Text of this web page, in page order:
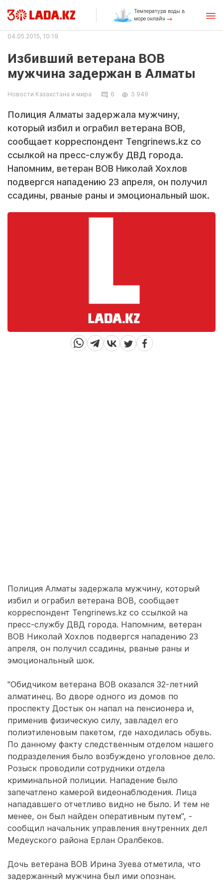
Температура воды в
море онлайн
04.05.2015, 10:19
Избивший ветерана ВОВ
мужчина задержан в Алматы
Новости Казахстана и мира 6 3 949
Полиция Алматы задержала мужчину,
который избил и ограбил ветерана ВОВ,
сообщает корреспондент Tengrinews.kz со
ссылкой на пресс-службу ДВД города.
Напомним, ветеран ВОВ Николай Хохлов
подвергся нападению 23 апреля, он получил
ссадины, рваные раны и эмоциональный шок.
Полиция Алматы задержала мужчину, который
избил и ограбил ветерана ВОВ, сообщает
корреспондент Tengrinews.kz со ссылкой на
пресс-службу ДВД города. Напомним, ветеран
ВОВ Николай Хохлов подвергся нападению 23
апреля, он получил ссадины, рваные раны и
эмоциональный шок.
"Обидчиком ветерана ВОВ оказался 32-летний
алматинец. Во дворе одного из домов по
проспекту Достык он напал на пенсионера и,
применив физическую силу, завладел его
полиэтиленовым пакетом, где находилась обувь.
По данному факту следственным отделом нашего
подразделения было возбуждено уголовное дело.
Розыск проводили сотрудники отдела
криминальной полиции. Нападение было
запечатлено камерой видеонаблюдения. Лица
нападавшего отчетливо видно не было. И тем не
менее, он был найден оперативным путем", -
сообщил начальник управления внутренних дел
Медеуского района Ерлан Оралбеков.
Дочь ветерана ВОВ Ирина Зуева отметила, что
задержанный мужчина был ими опознан.